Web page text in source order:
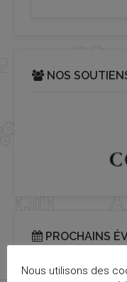
NOS
PROCHAINS
NoticeIl n’y a pas
Nous utilisons des